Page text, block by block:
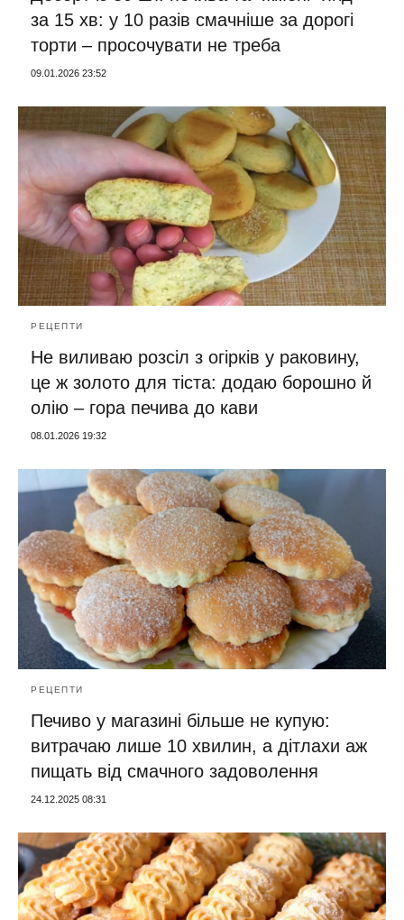
за 15 хв: у 10 разів смачніше за дорогі
торти – просочувати не треба
09.01.2026 23:52
РЕЦЕПТИ
Не виливаю розсіл з огірків у раковину,
це ж золото для тіста: додаю борошно й
олію – гора печива до кави
08.01.2026 19:32
РЕЦЕПТИ
Печиво у магазині більше не купую:
витрачаю лише 10 хвилин, а дітлахи аж
пищать від смачного задоволення
24.12.2025 08:31